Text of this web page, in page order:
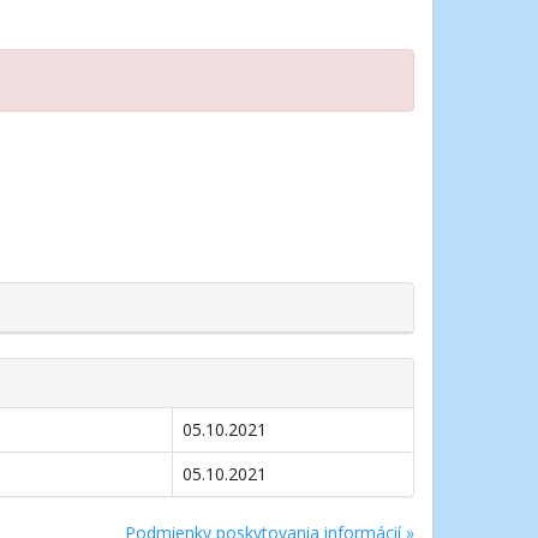
05.10.2021
05.10.2021
Podmienky poskytovania informácií »